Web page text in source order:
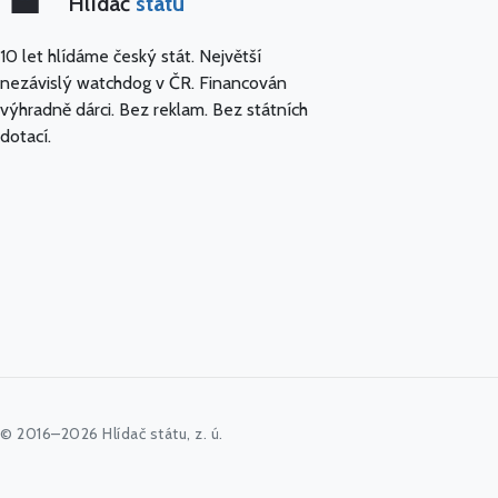
10 let hlídáme český stát. Největší
nezávislý watchdog v ČR. Financován
výhradně dárci. Bez reklam. Bez státních
dotací.
© 2016–2026 Hlídač státu, z. ú.